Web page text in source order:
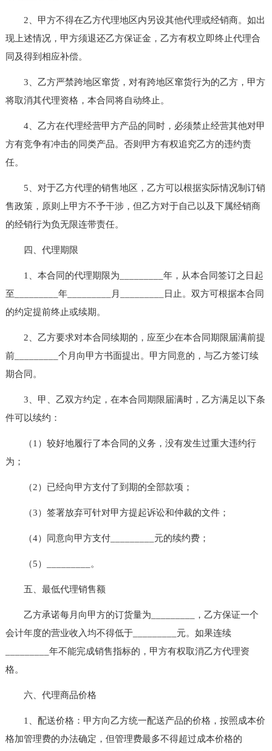
2、甲方不得在乙方代理地区内另设其他代理或经销商。如出
现上述情况，甲方须退还乙方保证金，乙方有权立即终止代理合
同及得到相应补偿。
3、乙方严禁跨地区窜货，对有跨地区窜货行为的乙方，甲方
将取消其代理资格，本合同将自动终止。
4、乙方在代理经营甲方产品的同时，必须禁止经营其他对甲
方有竞争有冲击的同类产品。否则甲方有权追究乙方的违约责
任。
5、对于乙方代理的销售地区，乙方可以根据实际情况制订销
售政策，原则上甲方不予干涉，但乙方对于自己以及下属经销商
的经销行为负无限连带责任。
四、代理期限
1、本合同的代理期限为_________年，从本合同签订之日起
至_________年_________月_________日止。双方可根据本合同
的约定提前终止或续期。
2、乙方要求对本合同续期的，应至少在本合同期限届满前提
前_________个月向甲方书面提出。甲方同意的，与乙方签订续
期合同。
3、甲、乙双方约定，在本合同期限届满时，乙方满足以下条
件可以续约：
（1）较好地履行了本合同的义务，没有发生过重大违约行
为；
（2）已经向甲方支付了到期的全部款项；
（3）签署放弃可针对甲方提起诉讼和仲裁的文件；
（4）同意向甲方支付_________元的续约费；
（5）_________。
五、最低代理销售额
乙方承诺每月向甲方的订货量为_________，乙方保证一个
会计年度的营业收入均不得低于_________元。如果连续
_________年不能完成销售指标的，甲方有权取消乙方代理资
格。
六、代理商品价格
1、配送价格：甲方向乙方统一配送产品的价格，按照成本价
格加管理费的办法确定，但管理费最多不得超过成本价格的